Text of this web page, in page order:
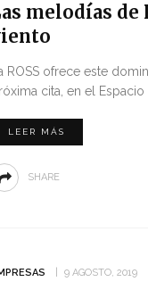
melodías de
ROSS ofrece este
cita, en el Espacio
LEER MÁS
SHARE
9 AGOSTO, 2019